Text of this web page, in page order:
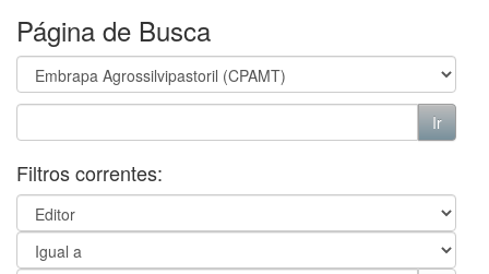
Página de Busca
Filtros correntes: